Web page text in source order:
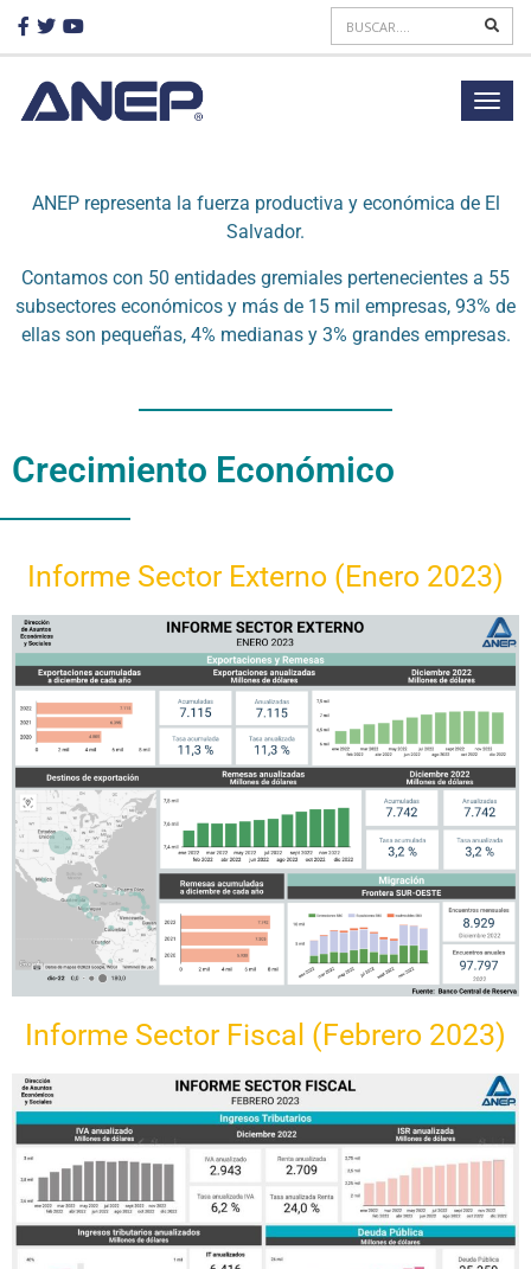
ANEP representa la fuerza productiva y económica de El
Salvador.
Contamos con 50 entidades gremiales pertenecientes a 55
subsectores económicos y más de 15 mil empresas, 93% de
ellas son pequeñas, 4% medianas y 3% grandes empresas.
Crecimiento Económico
Informe Sector Externo (Enero 2023)
Informe Sector Fiscal (Febrero 2023)